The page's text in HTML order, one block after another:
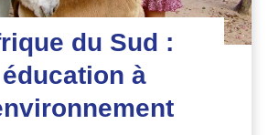
du Sud :
éducation à